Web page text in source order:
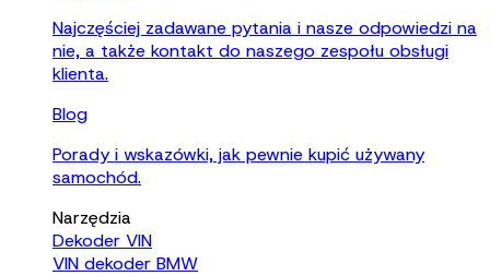
Najczęściej zadawane pytania i nasze odpowiedzi na
nie, a także kontakt do naszego zespołu obsługi
klienta.
Blog
Porady i wskazówki, jak pewnie kupić używany
samochód.
Narzędzia
Dekoder VIN
VIN dekoder BMW